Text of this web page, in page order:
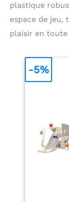
plastique
espace de jeu,
plaisir en
-5%